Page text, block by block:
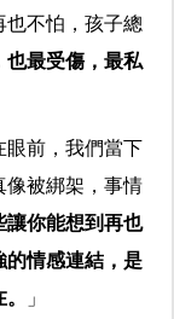
也不怕，孩子總
也最受傷，最私
眼前，我們當下
像被綁架，事情
讓你能想到再也
的情感連結，是
」